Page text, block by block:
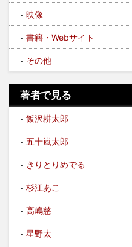
映像
書籍・Webサイト
その他
著者で見る
飯沢耕太郎
五十嵐太郎
きりとりめでる
杉江あこ
高嶋慈
星野太